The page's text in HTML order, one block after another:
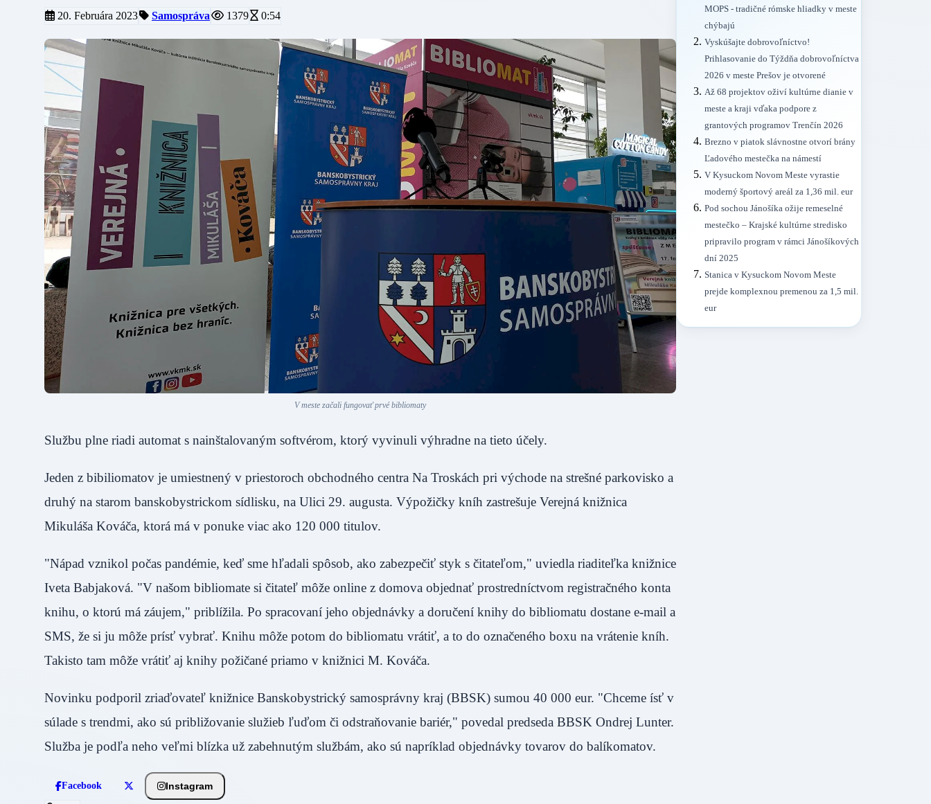
20. Februára 2023 Samospráva 1379 0:54
V meste začali fungovať prvé bibliomaty
Službu plne riadi automat s nainštalovaným softvérom, ktorý vyvinuli výhradne na tieto účely.
Jeden z bibiliomatov je umiestnený v priestoroch obchodného centra Na Troskách pri východe na strešné parkovisko a
druhý na starom banskobystrickom sídlisku, na Ulici 29. augusta. Výpožičky kníh zastrešuje Verejná knižnica
Mikuláša Kováča, ktorá má v ponuke viac ako 120 000 titulov.
"Nápad vznikol počas pandémie, keď sme hľadali spôsob, ako zabezpečiť styk s čitateľom," uviedla riaditeľka knižnice
Iveta Babjaková. "V našom bibliomate si čitateľ môže online z domova objednať prostredníctvom registračného konta
knihu, o ktorú má záujem," priblížila. Po spracovaní jeho objednávky a doručení knihy do bibliomatu dostane e-mail a
SMS, že si ju môže prísť vybrať. Knihu môže potom do bibliomatu vrátiť, a to do označeného boxu na vrátenie kníh.
Takisto tam môže vrátiť aj knihy požičané priamo v knižnici M. Kováča.
Novinku podporil zriaďovateľ knižnice Banskobystrický samosprávny kraj (BBSK) sumou 40 000 eur. "Chceme ísť v
súlade s trendmi, ako sú približovanie služieb ľuďom či odstraňovanie bariér," povedal predseda BBSK Ondrej Lunter.
Služba je podľa neho veľmi blízka už zabehnutým službám, ako sú napríklad objednávky tovarov do balíkomatov.
Facebook Instagram
MOPS - tradičné rómske hliadky v meste
chýbajú
Vyskúšajte dobrovoľníctvo!
Prihlasovanie do Týždňa dobrovoľníctva
2026 v meste Prešov je otvorené
Až 68 projektov oživí kultúrne dianie v
meste a kraji vďaka podpore z
grantových programov Trenčín 2026
Brezno v piatok slávnostne otvorí brány
Ľadového mestečka na námestí
V Kysuckom Novom Meste vyrastie
moderný športový areál za 1,36 mil. eur
Pod sochou Jánošíka ožije remeselné
mestečko – Krajské kultúrne stredisko
pripravilo program v rámci Jánošíkových
dní 2025
Stanica v Kysuckom Novom Meste
prejde komplexnou premenou za 1,5 mil.
eur